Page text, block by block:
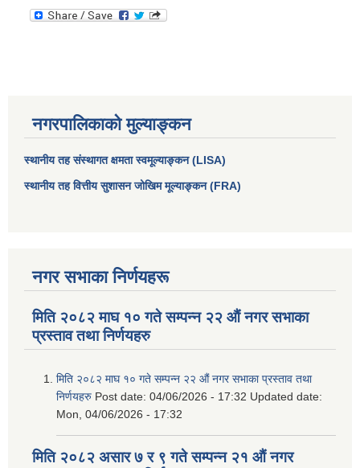
नगरपालिकाको मुल्याङ्कन
स्थानीय तह संस्थागत क्षमता स्वमूल्याङ्कन (LISA)
स्थानीय तह वित्तीय सुशासन जोखिम मूल्याङ्कन (FRA)
नगर सभाका निर्णयहरू
मिति २०८२ माघ १० गते सम्पन्न २२ औं नगर सभाका
प्रस्ताव तथा निर्णयहरु
मिति २०८२ माघ १० गते सम्पन्न २२ औं नगर सभाका प्रस्ताव तथा
निर्णयहरु Post date: 04/06/2026 - 17:32 Updated date:
Mon, 04/06/2026 - 17:32
मिति २०८२ असार ७ र ९ गते सम्पन्न २१ औं नगर